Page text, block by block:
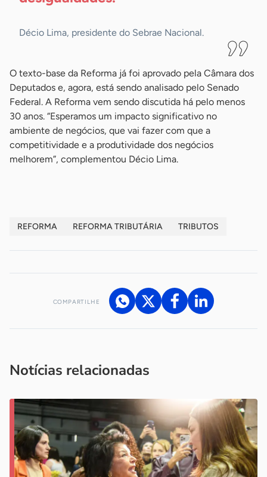
Décio Lima, presidente do Sebrae Nacional.
O texto-base da Reforma já foi aprovado pela Câmara dos
Deputados e, agora, está sendo analisado pelo Senado
Federal. A Reforma vem sendo discutida há pelo menos
30 anos. “Esperamos um impacto significativo no
ambiente de negócios, que vai fazer com que a
competitividade e a produtividade dos negócios
melhorem”, complementou Décio Lima.
REFORMA REFORMA TRIBUTÁRIA TRIBUTOS
COMPARTILHE
Notícias relacionadas